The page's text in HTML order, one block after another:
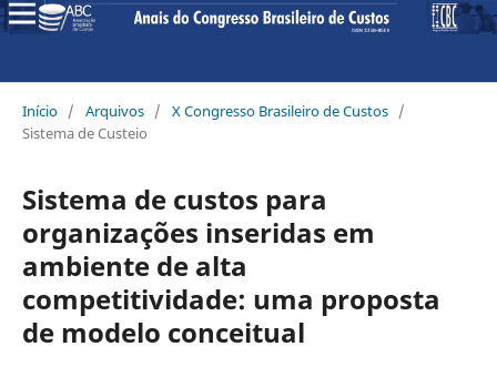
Início / Arquivos / X Congresso Brasileiro de Custos /
Sistema de Custeio
Sistema de custos para
organizações inseridas em
ambiente de alta
competitividade: uma proposta
de modelo conceitual